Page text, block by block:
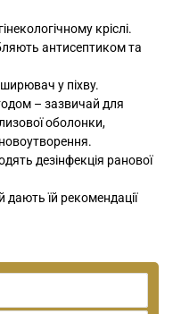
кріслі.
антисептиком та
у піхву.
– зазвичай для
оболонки,
дезінфекція ранової
їй рекомендації